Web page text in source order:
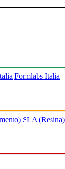
Formlabs Italia
SLA (Resina)